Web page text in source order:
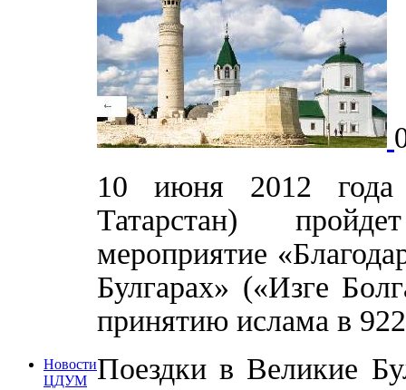
Новости
ЦДУМ
10 июня 2012 года
Татарстан)
мероприятие
Булгарах» («Изге
принятию ислама в
Поездки в Великие